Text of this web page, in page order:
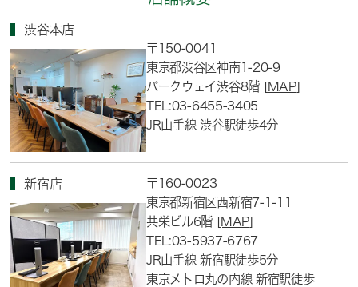
渋谷本店
〒150-0041
東京都渋谷区神南1-20-9
パークウェイ渋谷8階 [MAP]
TEL:03-6455-3405
JR山手線 渋谷駅徒歩4分
新宿店
〒160-0023
東京都新宿区西新宿7-1-11
共栄ビル6階 [MAP]
TEL:03-5937-6767
JR山手線 新宿駅徒歩5分
東京メトロ丸の内線 新宿駅徒歩